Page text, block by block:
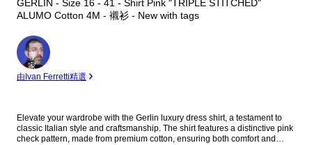
GERLIN - Size 16 - 41 - Shirt Pink "TRIPLE STITCHED"
ALUMO Cotton 4M - 襯衫 - New with tags
專
家
由Ivan Ferretti精選
Elevate your wardrobe with the Gerlin luxury dress shirt, a testament to
classic Italian style and craftsmanship. The shirt features a distinctive pink
check pattern, made from premium cotton, ensuring both comfort and